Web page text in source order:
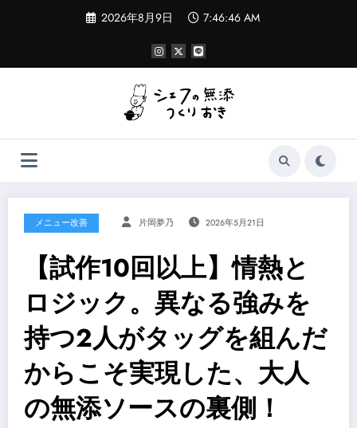
ツ
プ
2026年8月9日 7:46:47 AM
メニュー改善 片岡夢乃 2026年5月21日
【試作10回以上】情熱と
ロジック。異なる強みを
持つ2人がタッグを組んだ
からこそ実現した、大人
の無添ソースの裏側！